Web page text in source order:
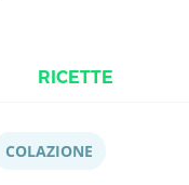
RICETTE
COLAZIONE